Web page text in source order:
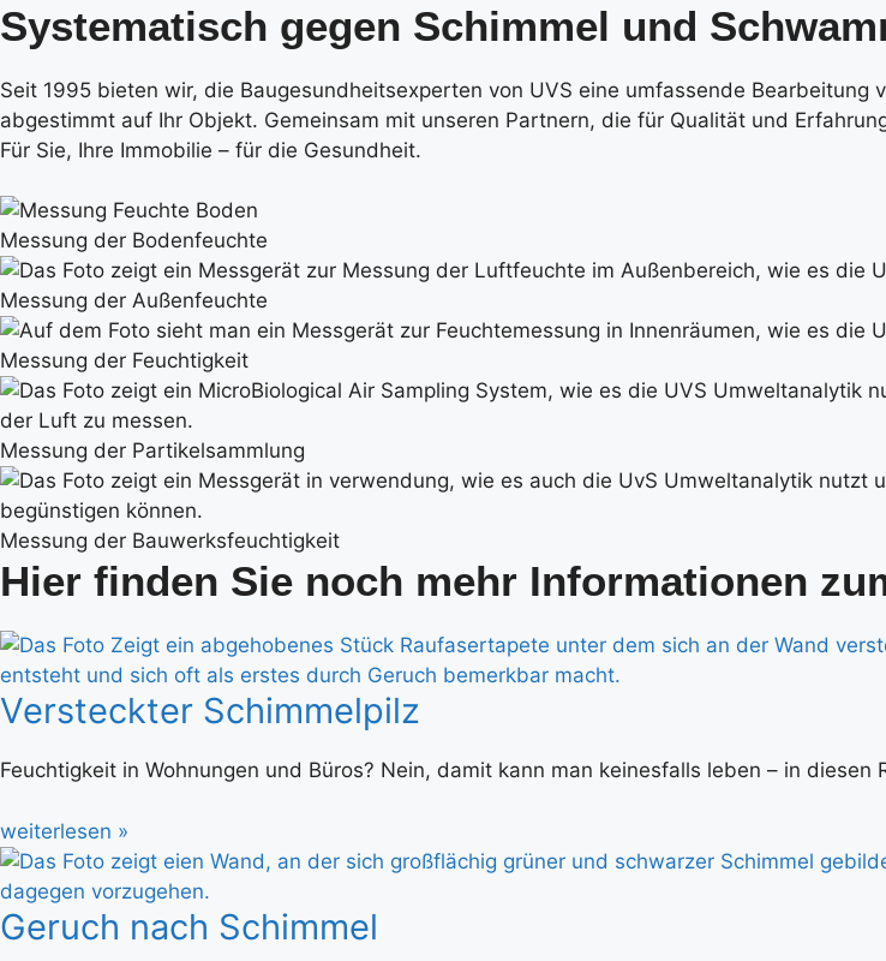
Systematisch gegen Schimmel und
Seit 1995 bieten wir, die Baugesundheitsexperten von UVS eine umfassende
abgestimmt auf Ihr Objekt. Gemeinsam mit unseren Partnern, die für Qualität und
Für Sie, Ihre Immobilie – für die Gesundheit.
Messung der Bodenfeuchte
Messung der Außenfeuchte
Messung der Feuchtigkeit
Messung der Partikelsammlung
Messung der Bauwerksfeuchtigkeit
Hier finden Sie noch mehr Informationen
Versteckter Schimmelpilz
Feuchtigkeit in Wohnungen und Büros? Nein, damit kann man keinesfalls leben – in
weiterlesen »
Geruch nach Schimmel